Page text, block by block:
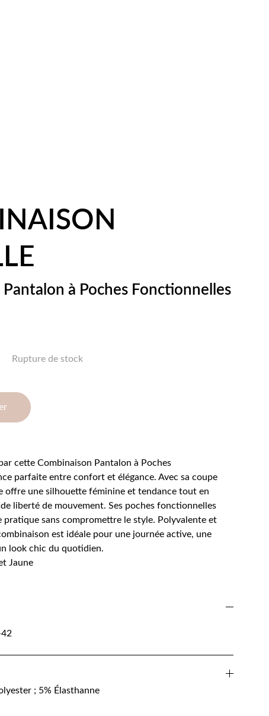
à Poches Fonctionnelles
Rupture de stock
cette Combinaison Pantalon à Poches
parfaite entre confort et élégance. Avec sa coupe
offre une silhouette féminine et tendance tout en
liberté de mouvement. Ses poches fonctionnelles
sans compromettre le style. Polyvalente et
est idéale pour une journée active, une
look chic du quotidien.
Jaune
; 5% Élasthanne